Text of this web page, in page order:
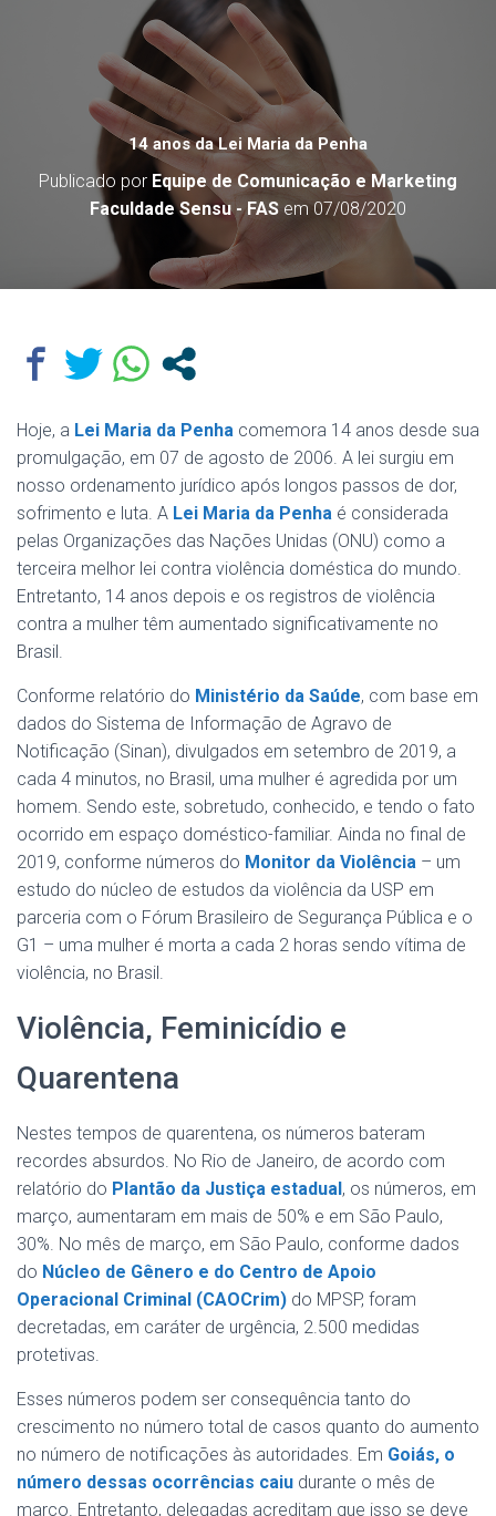
14 anos da Lei Maria da Penha
Publicado por Equipe de Comunicação e Marketing
Faculdade Sensu - FAS em07/08/2020
Hoje, a Lei Maria da Penha comemora 14 anos desde sua
promulgação, em 07 de agosto de 2006. A lei surgiu em
nosso ordenamento jurídico após longos passos de dor,
sofrimento e luta. A Lei Maria da Penha é considerada
pelas Organizações das Nações Unidas (ONU) como a
terceira melhor lei contra violência doméstica do mundo.
Entretanto, 14 anos depois e os registros de violência
contra a mulher têm aumentado significativamente no
Brasil.
Conforme relatório do Ministério da Saúde, com base em
dados do Sistema de Informação de Agravo de
Notificação (Sinan), divulgados em setembro de 2019, a
cada 4 minutos, no Brasil, uma mulher é agredida por um
homem. Sendo este, sobretudo, conhecido, e tendo o fato
ocorrido em espaço doméstico-familiar. Ainda no final de
2019, conforme números do Monitor da Violência – um
estudo do núcleo de estudos da violência da USP em
parceria com o Fórum Brasileiro de Segurança Pública e o
G1 – uma mulher é morta a cada 2 horas sendo vítima de
violência, no Brasil.
Violência, Feminicídio e
Quarentena
Nestes tempos de quarentena, os números bateram
recordes absurdos. No Rio de Janeiro, de acordo com
relatório do Plantão da Justiça estadual, os números, em
março, aumentaram em mais de 50% e em São Paulo,
30%. No mês de março, em São Paulo, conforme dados
do Núcleo de Gênero e do Centro de Apoio
Operacional Criminal (CAOCrim) do MPSP, foram
decretadas, em caráter de urgência, 2.500 medidas
protetivas.
Esses números podem ser consequência tanto do
crescimento no número total de casos quanto do aumento
no número de notificações às autoridades. Em Goiás, o
número dessas ocorrências caiu durante o mês de
março. Entretanto, delegadas acreditam que isso se deve